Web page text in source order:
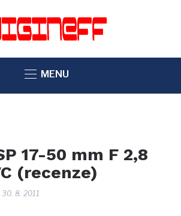
MENU
17-50 mm F 2,8
(recenze)
30. 8. 2011